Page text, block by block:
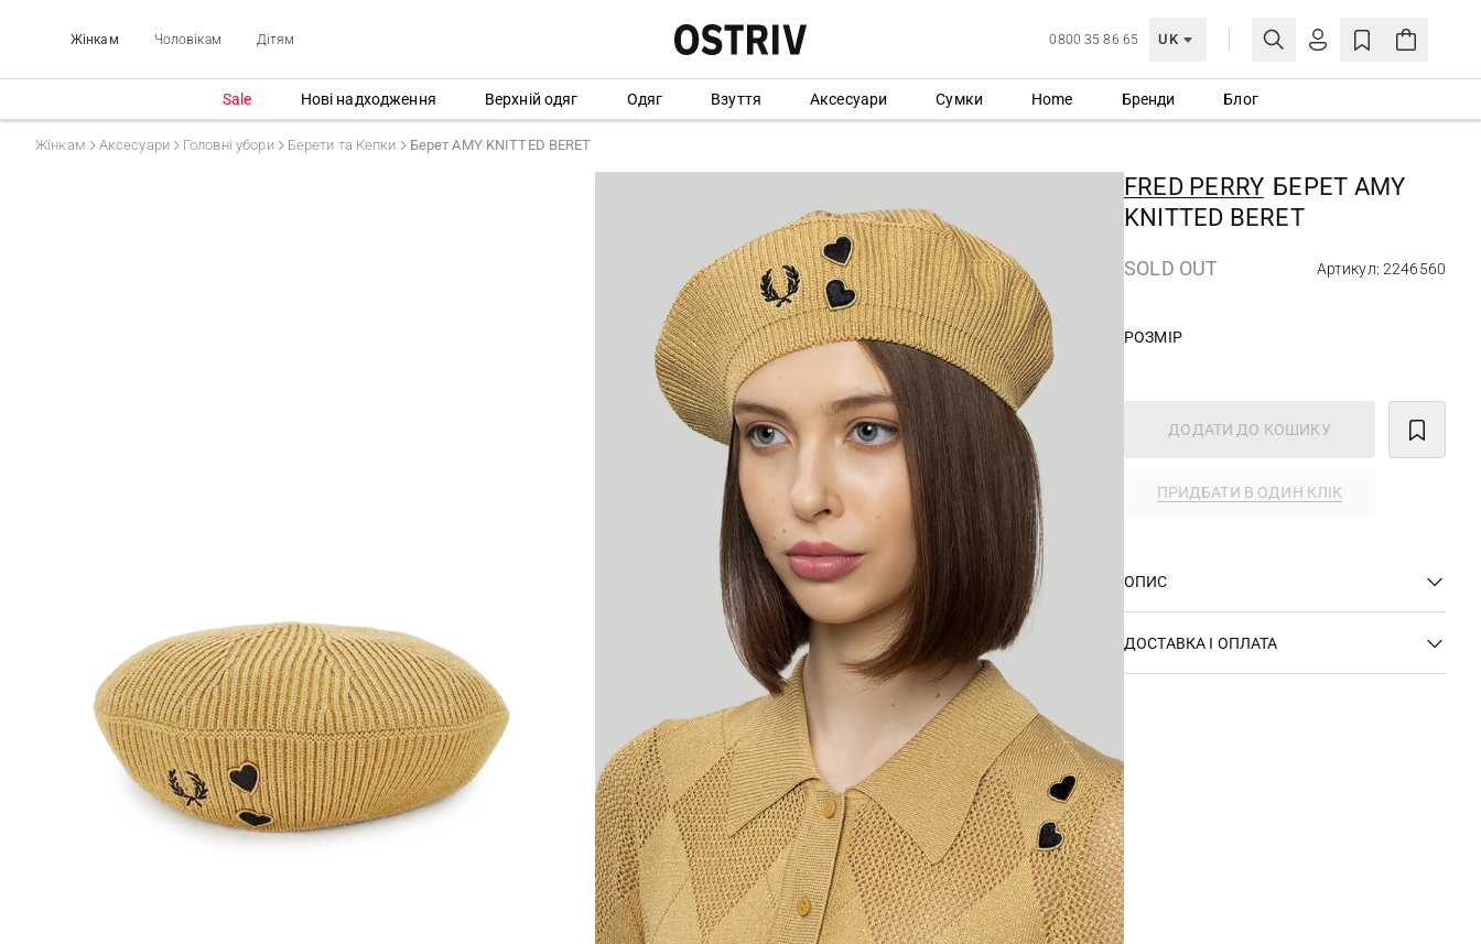
Жінкам Чоловікам Дітям 0800 35 86 65 UK
МОЯ ОБЛІКІВКА
Ще не зареєстровані?
СТВОРИТИ ОБЛІКІВКУ
Sale Нові надходження Верхній одяг Одяг Взуття Аксесуари Сумки Home Бренди Блог
Жінкам Аксесуари Головні убори Берети та Кепки Берет AMY KNITTED BERET
FRED PERRY БЕРЕТ AMY
KNITTED BERET
SOLD OUT Артикул: 2246560
РОЗМІР
ДОДАТИ ДО КОШИКУ
ПРИДБАТИ В ОДИН КЛІК
ОПИС
ДОСТАВКА І ОПЛАТА